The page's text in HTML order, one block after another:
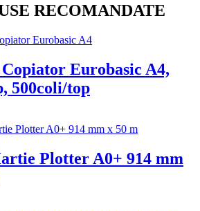
RECOMANDATE
Eurobasic A4,
500coli/top
Plotter A0+ 914 mm